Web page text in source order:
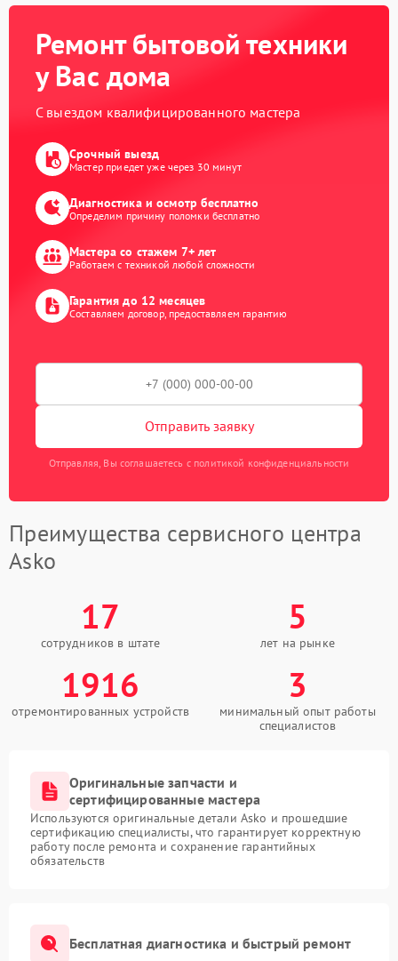
Ремонт бытовой техники
у Вас дома
С выездом квалифицированного мастера
Срочный выезд
Мастер приедет уже через 30 минут
Диагностика и осмотр бесплатно
Определим причину поломки бесплатно
Мастера со стажем 7+ лет
Работаем с техникой любой сложности
Гарантия до 12 месяцев
Составляем договор, предоставляем гарантию
Отправить заявку
Отправляя, Вы соглашаетесь с политикой конфиденциальности
Преимущества сервисного центра
Asko
17
сотрудников в штате
5
лет на рынке
1916
отремонтированных устройств
3
минимальный опыт работы
специалистов
Оригинальные запчасти и
сертифицированные мастера
Используются оригинальные детали Asko и прошедшие
сертификацию специалисты, что гарантирует корректную
работу после ремонта и сохранение гарантийных
обязательств
Бесплатная диагностика и быстрый ремонт